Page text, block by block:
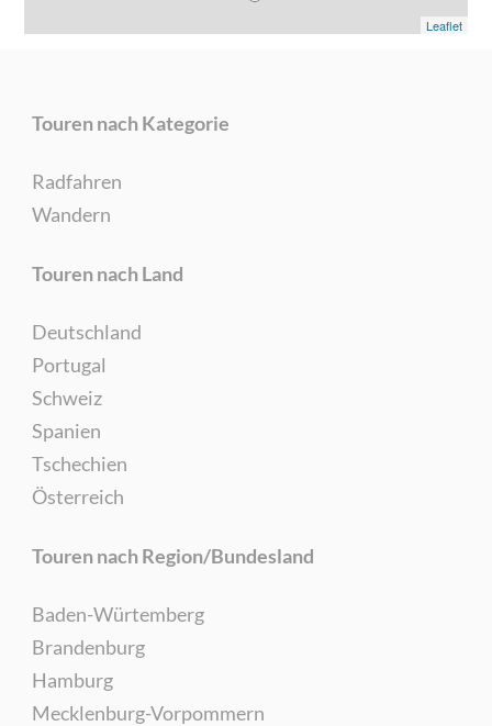
Leaflet
Touren nach Kategorie
Radfahren
Wandern
Touren nach Land
Deutschland
Portugal
Schweiz
Spanien
Tschechien
Österreich
Touren nach Region/Bundesland
Baden-Würtemberg
Brandenburg
Hamburg
Mecklenburg-Vorpommern